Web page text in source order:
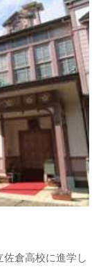
倉高校に進学し